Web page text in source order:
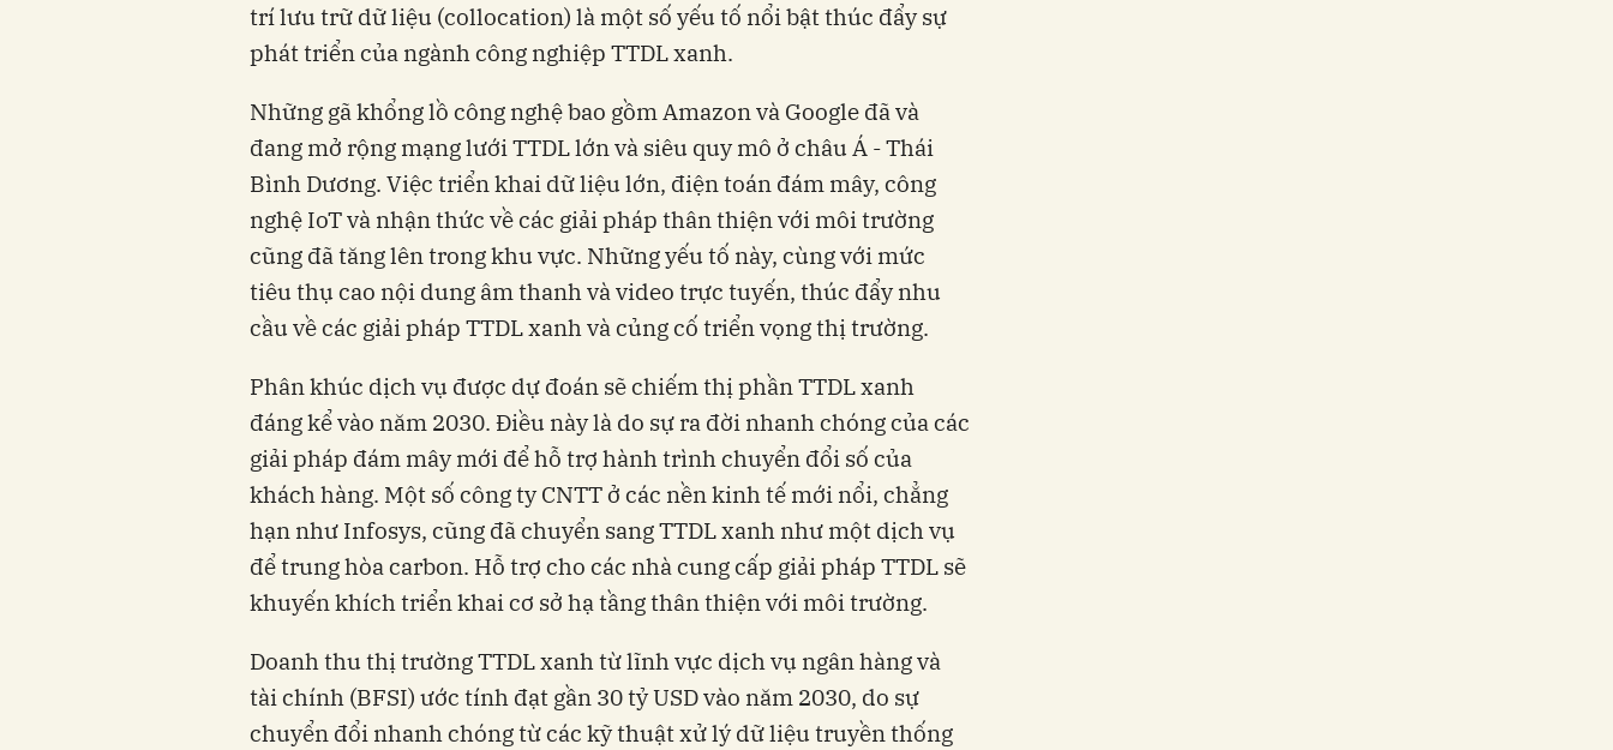
trí lưu trữ dữ liệu (collocation) là một số yếu tố nổi bật thúc đẩy sự
phát triển của ngành công nghiệp TTDL xanh.
Những gã khổng lồ công nghệ bao gồm Amazon và Google đã và
đang mở rộng mạng lưới TTDL lớn và siêu quy mô ở châu Á - Thái
Bình Dương. Việc triển khai dữ liệu lớn, điện toán đám mây, công
nghệ IoT và nhận thức về các giải pháp thân thiện với môi trường
cũng đã tăng lên trong khu vực. Những yếu tố này, cùng với mức
tiêu thụ cao nội dung âm thanh và video trực tuyến, thúc đẩy nhu
cầu về các giải pháp TTDL xanh và củng cố triển vọng thị trường.
Phân khúc dịch vụ được dự đoán sẽ chiếm thị phần TTDL xanh
đáng kể vào năm 2030. Điều này là do sự ra đời nhanh chóng của các
giải pháp đám mây mới để hỗ trợ hành trình chuyển đổi số của
khách hàng. Một số công ty CNTT ở các nền kinh tế mới nổi, chẳng
hạn như Infosys, cũng đã chuyển sang TTDL xanh như một dịch vụ
để trung hòa carbon. Hỗ trợ cho các nhà cung cấp giải pháp TTDL sẽ
khuyến khích triển khai cơ sở hạ tầng thân thiện với môi trường.
Doanh thu thị trường TTDL xanh từ lĩnh vực dịch vụ ngân hàng và
tài chính (BFSI) ước tính đạt gần 30 tỷ USD vào năm 2030, do sự
chuyển đổi nhanh chóng từ các kỹ thuật xử lý dữ liệu truyền thống